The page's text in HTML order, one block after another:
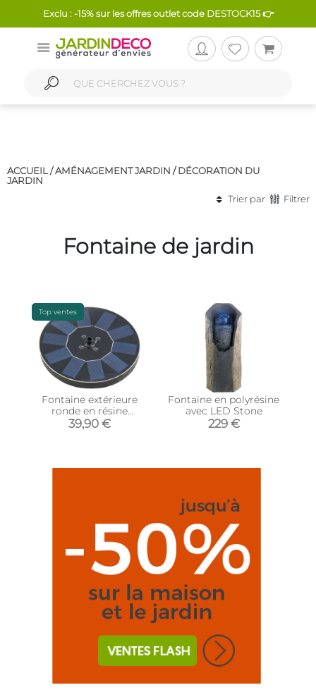
Exclu : -15% sur les offres outlet code DESTOCK15 👉
ACCUEIL /AMÉNAGEMENT JARDIN /DÉCORATION DU
JARDIN
Trier par
Filtrer
Fontaine de jardin
Top ventes
Fontaine extérieure
ronde en résine
alimentation solaire
(Fontaine + batterie +
39,90 €
Fontaine en polyrésine
avec LED Stone
229 €